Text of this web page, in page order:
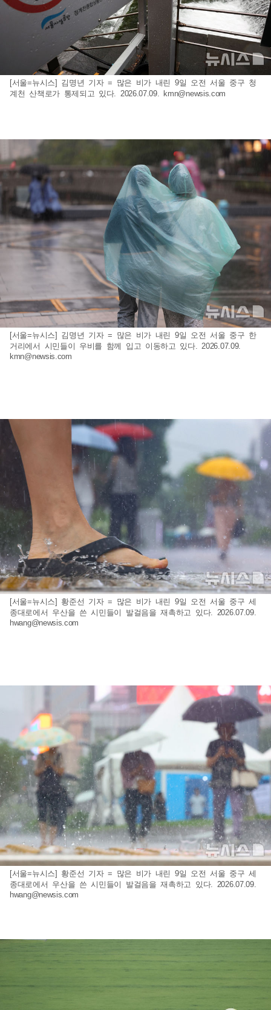
[서울=뉴시스] 김명년 기자 = 많은 비가 내린 9일 오전 서울 중구 청
계천 산책로가 통제되고 있다. 2026.07.09.
kmn@newsis.com
[서울=뉴시스] 김명년 기자 = 많은 비가 내린 9일 오전 서울 중구 한
거리에서 시민들이 우비를 함께 입고 이동하고 있다. 2026.07.09.
kmn@newsis.com
[서울=뉴시스] 황준선 기자 = 많은 비가 내린 9일 오전 서울 중구 세
종대로에서 우산을 쓴 시민들이 발걸음을 재촉하고 있다. 2026.07.09.
hwang@newsis.com
[서울=뉴시스] 황준선 기자 = 많은 비가 내린 9일 오전 서울 중구 세
종대로에서 우산을 쓴 시민들이 발걸음을 재촉하고 있다. 2026.07.09.
hwang@newsis.com